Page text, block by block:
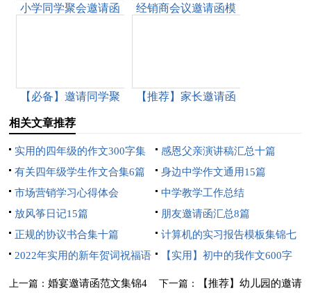
小学同学聚会邀请函
经销商会议邀请函模
【必备】邀请同学聚
会的邀请函模板9篇
【推荐】家长邀请函
相关文章推荐
实用的四年级的作文300字集
锦5篇
感恩父亲演讲稿汇总十篇
有关四年级学生作文合集6篇
身边中学作文通用15篇
市场营销学习心得体会
中学教学工作总结
放风筝日记15篇
朋友邀请函汇总8篇
正规的协议书合集十篇
计算机的实习报告模板集锦七
篇
2022年实用的新年贺词祝福语
集锦78条
【实用】初中的我作文600字
锦集五篇
上一篇：婚宴邀请函范文集锦4 下一篇： 【推荐】幼儿园的邀请